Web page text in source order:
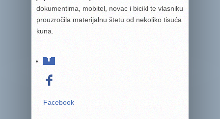
dokumentima, mobitel, novac i bicikl te vlasniku
prouzročila materijalnu štetu od nekoliko tisuća
kuna.
Facebook